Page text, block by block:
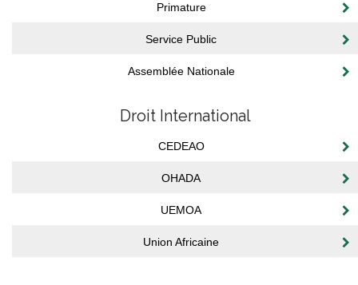
Primature
Service Public
Assemblée Nationale
Droit International
CEDEAO
OHADA
UEMOA
Union Africaine